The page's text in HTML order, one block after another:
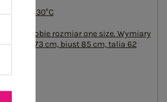
pralce w 30°C
ma na sobie rozmiar one size. Wymiary
wzrost 173 cm, biust 85 cm, talia 62
95 cm